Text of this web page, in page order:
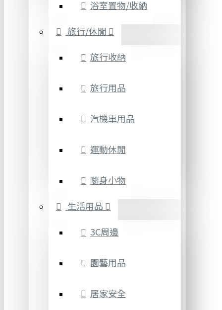
浴室置物/收納
旅行/休閒
旅行收納
旅行用品
汽機車用品
運動休閒
隨身小物
生活用品
3C周邊
園藝用品
居家安全